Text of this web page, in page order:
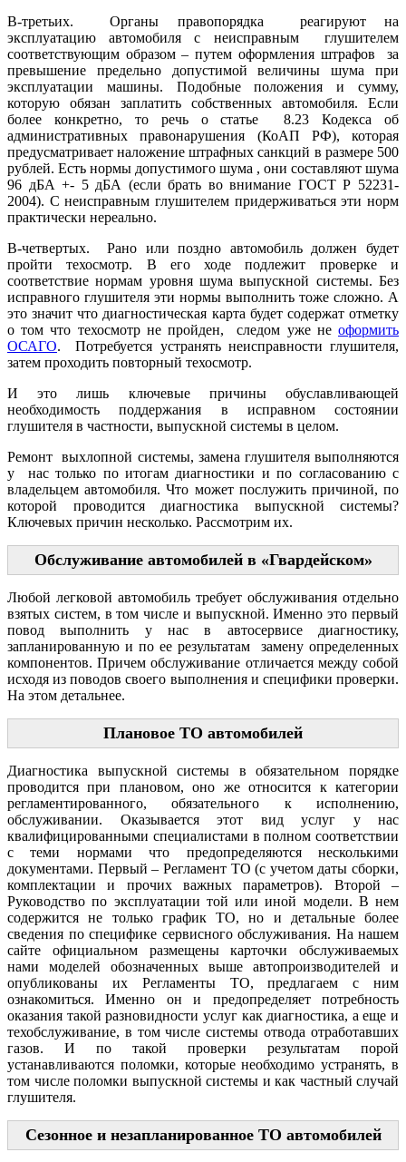
В-третьих. Органы правопорядка реагируют на
эксплуатацию автомобиля с неисправным глушителем
соответствующим образом – путем оформления штрафов за
превышение предельно допустимой величины шума при
эксплуатации машины. Подобные положения и сумму,
которую обязан заплатить собственных автомобиля. Если
более конкретно, то речь о статье 8.23 Кодекса об
административных правонарушения (КоАП РФ), которая
предусматривает наложение штрафных санкций в размере 500
рублей. Есть нормы допустимого шума , они составляют шума
96 дБА +- 5 дБА (если брать во внимание ГОСТ Р 52231-
2004). С неисправным глушителем придерживаться эти норм
практически нереально.
В-четвертых. Рано или поздно автомобиль должен будет
пройти техосмотр. В его ходе подлежит проверке и
соответствие нормам уровня шума выпускной системы. Без
исправного глушителя эти нормы выполнить тоже сложно. А
это значит что диагностическая карта будет содержат отметку
о том что техосмотр не пройден, следом уже не оформить
ОСАГО. Потребуется устранять неисправности глушителя,
затем проходить повторный техосмотр.
И это лишь ключевые причины обуславливающей
необходимость поддержания в исправном состоянии
глушителя в частности, выпускной системы в целом.
Ремонт выхлопной системы, замена глушителя выполняются
у нас только по итогам диагностики и по согласованию с
владельцем автомобиля. Что может послужить причиной, по
которой проводится диагностика выпускной системы?
Ключевых причин несколько. Рассмотрим их.
Обслуживание автомобилей в «Гвардейском»
Любой легковой автомобиль требует обслуживания отдельно
взятых систем, в том числе и выпускной. Именно это первый
повод выполнить у нас в автосервисе диагностику,
запланированную и по ее результатам замену определенных
компонентов. Причем обслуживание отличается между собой
исходя из поводов своего выполнения и специфики проверки.
На этом детальнее.
Плановое ТО автомобилей
Диагностика выпускной системы в обязательном порядке
проводится при плановом, оно же относится к категории
регламентированного, обязательного к исполнению,
обслуживании. Оказывается этот вид услуг у нас
квалифицированными специалистами в полном соответствии
с теми нормами что предопределяются несколькими
документами. Первый – Регламент ТО (с учетом даты сборки,
комплектации и прочих важных параметров). Второй –
Руководство по эксплуатации той или иной модели. В нем
содержится не только график ТО, но и детальные более
сведения по специфике сервисного обслуживания. На нашем
сайте официальном размещены карточки обслуживаемых
нами моделей обозначенных выше автопроизводителей и
опубликованы их Регламенты ТО, предлагаем с ним
ознакомиться. Именно он и предопределяет потребность
оказания такой разновидности услуг как диагностика, а еще и
техобслуживание, в том числе системы отвода отработавших
газов. И по такой проверки результатам порой
устанавливаются поломки, которые необходимо устранять, в
том числе поломки выпускной системы и как частный случай
глушителя.
Сезонное и незапланированное ТО автомобилей